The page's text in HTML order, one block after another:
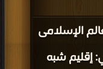
الإسلامى
إقليم شبه